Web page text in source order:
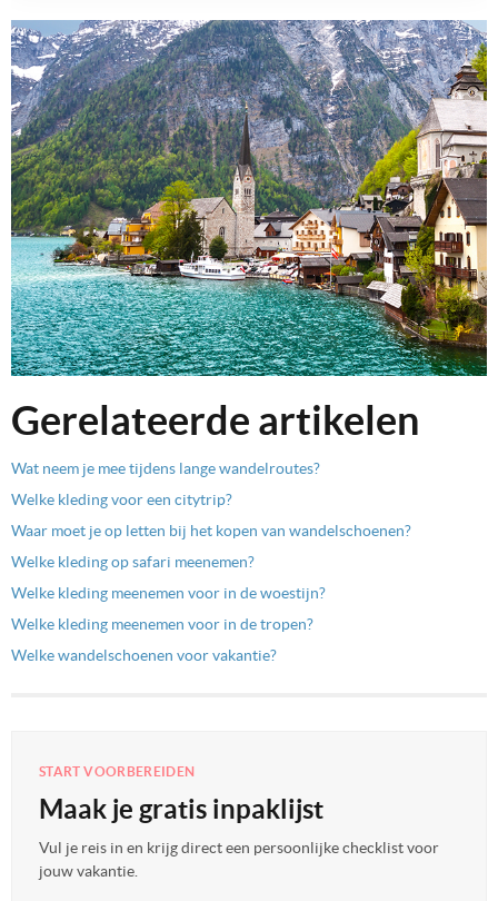
Gerelateerde artikelen
Wat neem je mee tijdens lange wandelroutes?
Welke kleding voor een citytrip?
Waar moet je op letten bij het kopen van wandelschoenen?
Welke kleding op safari meenemen?
Welke kleding meenemen voor in de woestijn?
Welke kleding meenemen voor in de tropen?
Welke wandelschoenen voor vakantie?
START VOORBEREIDEN
Maak je gratis inpaklijst
Vul je reis in en krijg direct een persoonlijke checklist voor
jouw vakantie.